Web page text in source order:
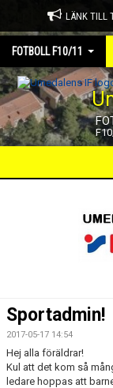
LÄNK TILL
FOTBOLL F10/11
GÄSTBOK
BILDGALLERI
Sportadmin!
2017-05-17 14:54
Hej alla föräldrar!
Kul att det kom så
ledare hoppas att